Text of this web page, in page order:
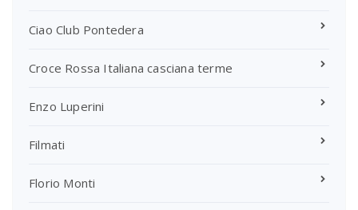
Ciao Club Pontedera
Croce Rossa Italiana casciana terme
Enzo Luperini
Filmati
Florio Monti